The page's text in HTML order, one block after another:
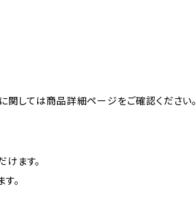
関しては商品詳細ページをご確認ください。
ます。
。